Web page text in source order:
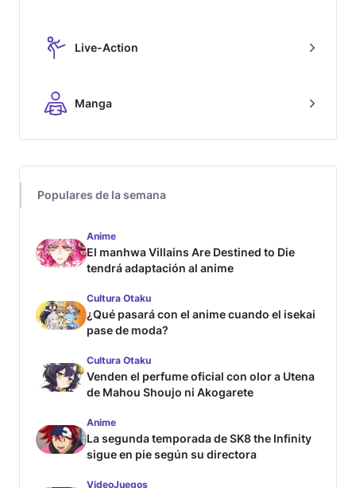
Live-Action
Manga
Populares de la semana
Anime
El manhwa Villains Are Destined to Die
tendrá adaptación al anime
Cultura Otaku
¿Qué pasará con el anime cuando el isekai
pase de moda?
Cultura Otaku
Venden el perfume oficial con olor a Utena
de Mahou Shoujo ni Akogarete
Anime
La segunda temporada de SK8 the Infinity
sigue en pie según su directora
VideoJuegos